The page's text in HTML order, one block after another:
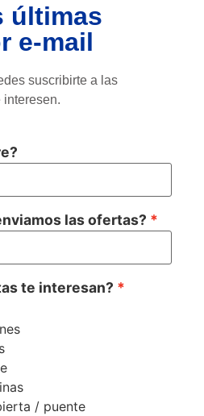
últimas
e-mail
suscribirte a las
interesen.
las ofertas?
te interesan?
/ puente